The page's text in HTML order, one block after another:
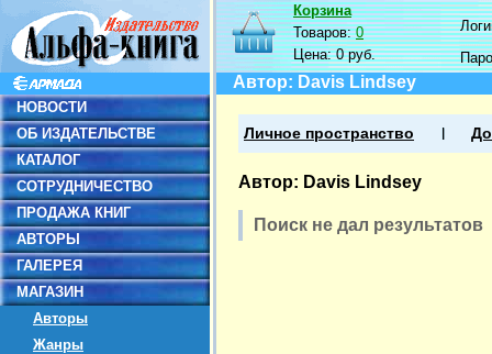
НОВОСТИ
ОБ ИЗДАТЕЛЬСТВЕ
КАТАЛОГ
СОТРУДНИЧЕСТВО
ПРОДАЖА КНИГ
АВТОРЫ
ГАЛЕРЕЯ
МАГАЗИН
Авторы
Жанры
Корзина
Товаров:0
Цена:0 руб.
Автор: Davis Lindsey
Личное пространство
Автор: Davis Lindsey
Поиск не дал результатов